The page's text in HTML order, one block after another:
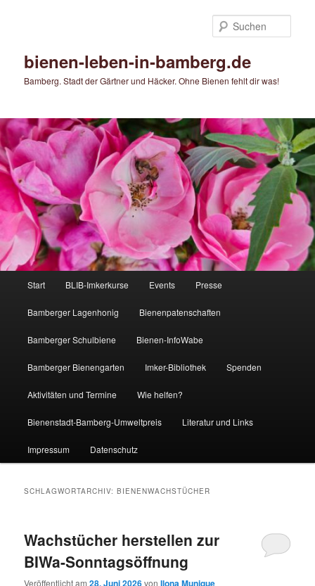
bienen-leben-in-bamberg.de
Bamberg. Stadt der Gärtner und Häcker. Ohne Bienen fehlt dir was!
Start BLIB-Imkerkurse Events Presse
Bamberger Lagenhonig Bienenpatenschaften
Bamberger Schulbiene Bienen-InfoWabe
Bamberger Bienengarten Imker-Bibliothek Spenden
Aktivitäten und Termine Wie helfen?
Bienenstadt-Bamberg-Umweltpreis Literatur und Links
Impressum Datenschutz
SCHLAGWORTARCHIV:BIENENWACHSTÜCHER
Wachstücher herstellen zur
BIWa-Sonntagsöffnung
Veröffentlicht am28. Juni 2026vonIlona Munique